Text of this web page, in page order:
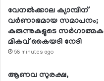
വേനല്‍ക്കാല ക്യാമ്പിന്
വര്‍ണാഭമായ സമാപനം;
കുരുന്നുകളുടെ സര്‍ഗാത്മക
മികവ് കൈയടി നേടി
56 minutes ago
ആണവ സുരക്ഷ,